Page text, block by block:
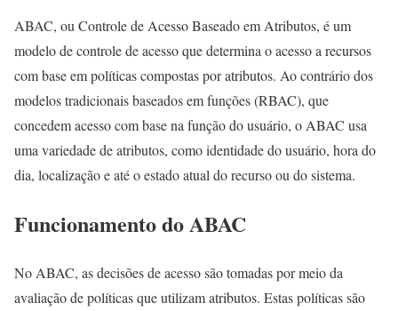
ABAC, ou Controle de Acesso Baseado em Atributos, é um
modelo de controle de acesso que determina o acesso a recursos
com base em políticas compostas por atributos. Ao contrário dos
modelos tradicionais baseados em funções (RBAC), que
concedem acesso com base na função do usuário, o ABAC usa
uma variedade de atributos, como identidade do usuário, hora do
dia, localização e até o estado atual do recurso ou do sistema.
Funcionamento do ABAC
No ABAC, as decisões de acesso são tomadas por meio da
avaliação de políticas que utilizam atributos. Estas políticas são